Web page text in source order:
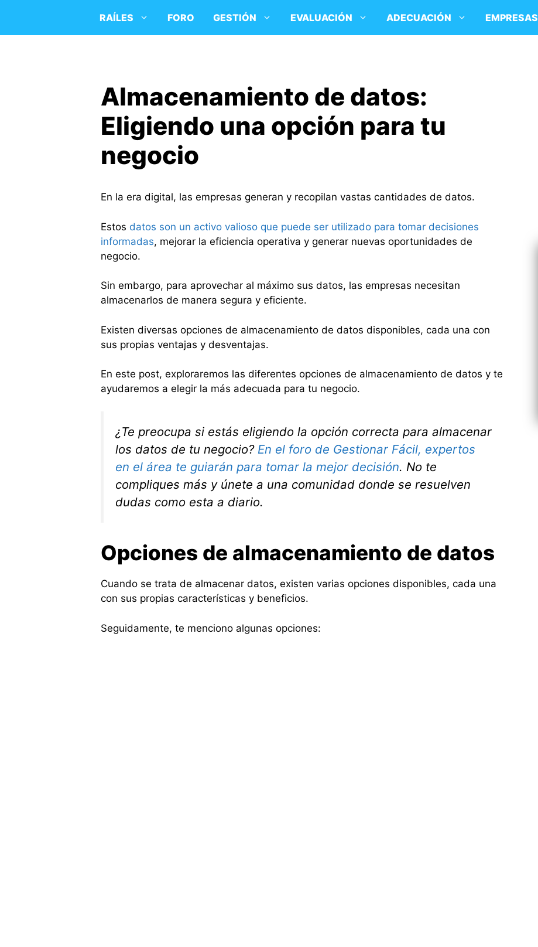
contenido
RAÍLES FORO GESTIÓN EVALUACIÓN ADECUACIÓN EMPRESAS
Almacenamiento de datos:
Eligiendo una opción para tu
negocio
En la era digital, las empresas generan y recopilan vastas cantidades de datos.
Estos datos son un activo valioso que puede ser utilizado para tomar decisiones
informadas, mejorar la eficiencia operativa y generar nuevas oportunidades de
negocio.
Sin embargo, para aprovechar al máximo sus datos, las empresas necesitan
almacenarlos de manera segura y eficiente.
Existen diversas opciones de almacenamiento de datos disponibles, cada una con
sus propias ventajas y desventajas.
En este post, exploraremos las diferentes opciones de almacenamiento de datos y te
ayudaremos a elegir la más adecuada para tu negocio.
¿Te preocupa si estás eligiendo la opción correcta para almacenar
los datos de tu negocio? En el foro de Gestionar Fácil, expertos
en el área te guiarán para tomar la mejor decisión. No te
compliques más y únete a una comunidad donde se resuelven
dudas como esta a diario.
Opciones de almacenamiento de datos
Cuando se trata de almacenar datos, existen varias opciones disponibles, cada una
con sus propias características y beneficios.
Seguidamente, te menciono algunas opciones: